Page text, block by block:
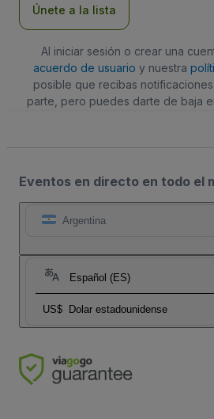
Únete a la lista
Al iniciar sesión o crear una
acuerdo de usuario y nuestra
posible que recibas
parte, pero puedes darte de baja
Eventos en directo en todo el
Argentina
Español (ES)
US$ Dolar estadounidense